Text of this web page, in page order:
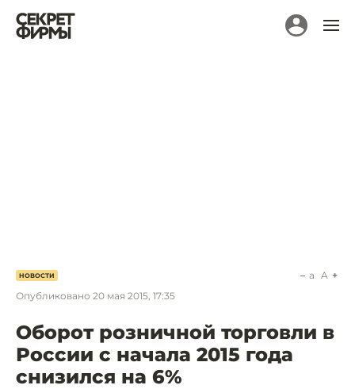
НОВОСТИ
Опубликовано 20 мая 2015, 17:35
a A
Оборот розничной торговли в
России с начала 2015 года
снизился на 6%